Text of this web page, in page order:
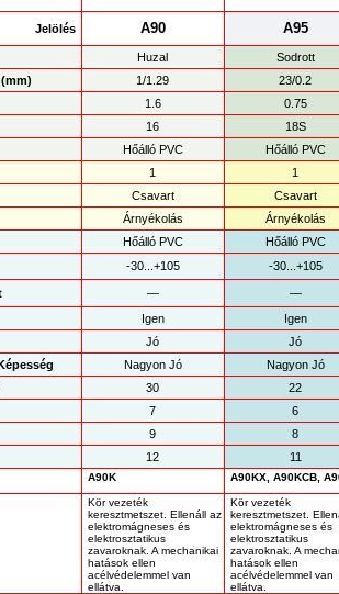
Jelölés A90 A95
Huzal
Sodrott
1/1.29
23/0.2
1.6
0.75
16
18S
Hőálló PVC
Hőálló PVC
1
1
Csavart
Csavart
Árnyékolás
Árnyékolás
Hőálló PVC
Hőálló PVC
-30...+105 -30...+105
—
—
Igen
Igen
Jó
Jó
Nagyon Jó
Nagyon Jó
30
22
7
6
9
8
12
11
A90K A90KX, A90KCB,
Kör vezeték
keresztmetszet. Ellenáll az
elektromágneses és
elektrosztatikus
zavaroknak. A mechanikai
hatások ellen
acélvédelemmel van
ellátva.
Kör vezeték
keresztmetszet.
elektromágneses és
elektrosztatikus
zavaroknak. A
hatások ellen
acélvédelemmel van
ellátva.